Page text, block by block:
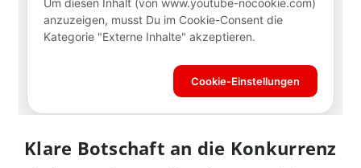
Klare Botschaft an die Konkurrenz